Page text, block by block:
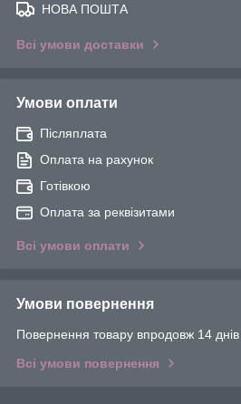
НОВА ПОШТА
Всі умови доставки
Умови оплати
Післяплата
Оплата на рахунок
Готівкою
Оплата за реквізитами
Всі умови оплати
Умови повернення
Повернення товару впродовж 14
Всі умови повернення